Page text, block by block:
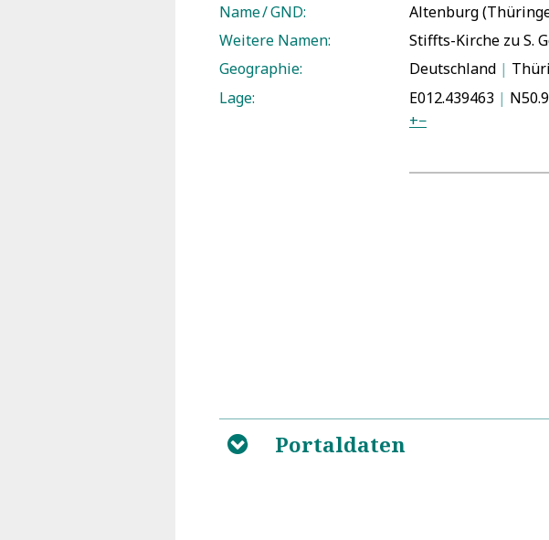
Name / GND:
Altenburg
Weitere Namen:
Stiffts-Kirche zu S.
Geographie:
Deutschland |
Lage:
E012.439463 |
+−
B Portaldaten